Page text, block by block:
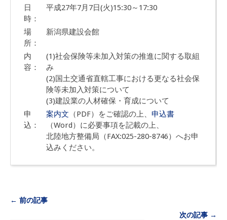
日
時：
平成27年7月7日(火)15:30～17:30
場
所：
新潟県建設会館
内
容：
(1)社会保険等未加入対策の推進に関する取組
み
(2)国土交通省直轄工事における更なる社会保
険等未加入対策について
(3)建設業の人材確保・育成について
申
込：
案内文 （PDF）をご確認の上、 申込書
（Word）に必要事項を記載の上、
北陸地方整備局（FAX:025-280-8746）へお申
込みください。
← 前の記事
次の記事 →